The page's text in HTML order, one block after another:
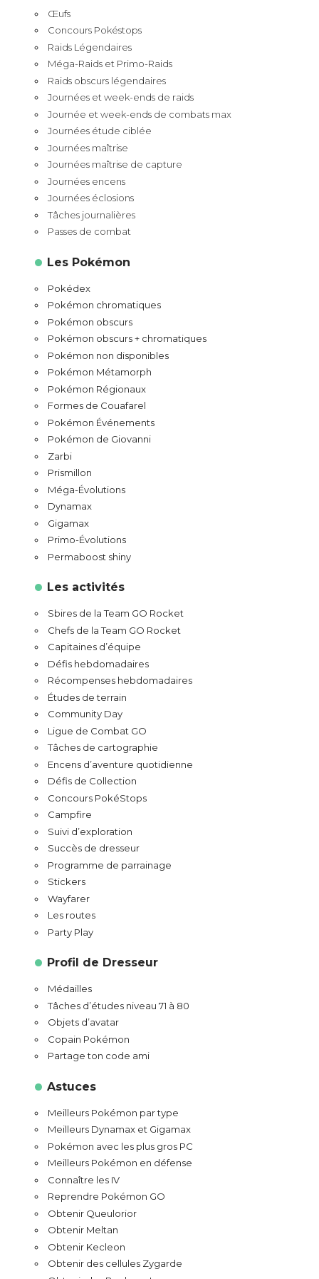
Œufs
Concours Pokéstops
Raids Légendaires
Méga-Raids et Primo-Raids
Raids obscurs légendaires
Journées et week-ends de raids
Journée et week-ends de combats max
Journées étude ciblée
Journées maîtrise
Journées maîtrise de capture
Journées encens
Journées éclosions
Tâches journalières
Passes de combat
Les Pokémon
Pokédex
Pokémon chromatiques
Pokémon obscurs
Pokémon obscurs + chromatiques
Pokémon non disponibles
Pokémon Métamorph
Pokémon Régionaux
Formes de Couafarel
Pokémon Événements
Pokémon de Giovanni
Zarbi
Prismillon
Méga-Évolutions
Dynamax
Gigamax
Primo-Évolutions
Permaboost shiny
Les activités
Sbires de la Team GO Rocket
Chefs de la Team GO Rocket
Capitaines d’équipe
Défis hebdomadaires
Récompenses hebdomadaires
Études de terrain
Community Day
Ligue de Combat GO
Tâches de cartographie
Encens d’aventure quotidienne
Défis de Collection
Concours PokéStops
Campfire
Suivi d’exploration
Succès de dresseur
Programme de parrainage
Stickers
Wayfarer
Les routes
Party Play
Profil de Dresseur
Médailles
Tâches d’études niveau 71 à 80
Objets d’avatar
Copain Pokémon
Partage ton code ami
Astuces
Meilleurs Pokémon par type
Meilleurs Dynamax et Gigamax
Pokémon avec les plus gros PC
Meilleurs Pokémon en défense
Connaître les IV
Reprendre Pokémon GO
Obtenir Queulorior
Obtenir Meltan
Obtenir Kecleon
Obtenir des cellules Zygarde